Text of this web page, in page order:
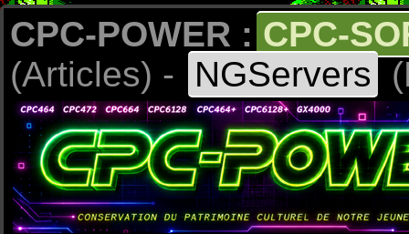
CPC-POWER : CPC-
(Articles) -
NGServers